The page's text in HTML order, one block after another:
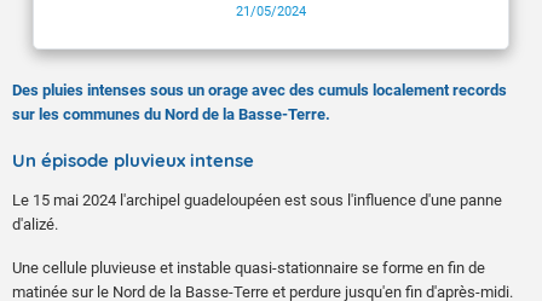
21/05/2024
Des pluies intenses sous un orage avec des cumuls localement records
sur les communes du Nord de la Basse-Terre.
Un épisode pluvieux intense
Le 15 mai 2024 l'archipel guadeloupéen est sous l'influence d'une panne
d'alizé.
Une cellule pluvieuse et instable quasi-stationnaire se forme en fin de
matinée sur le Nord de la Basse-Terre et perdure jusqu'en fin d'après-midi.